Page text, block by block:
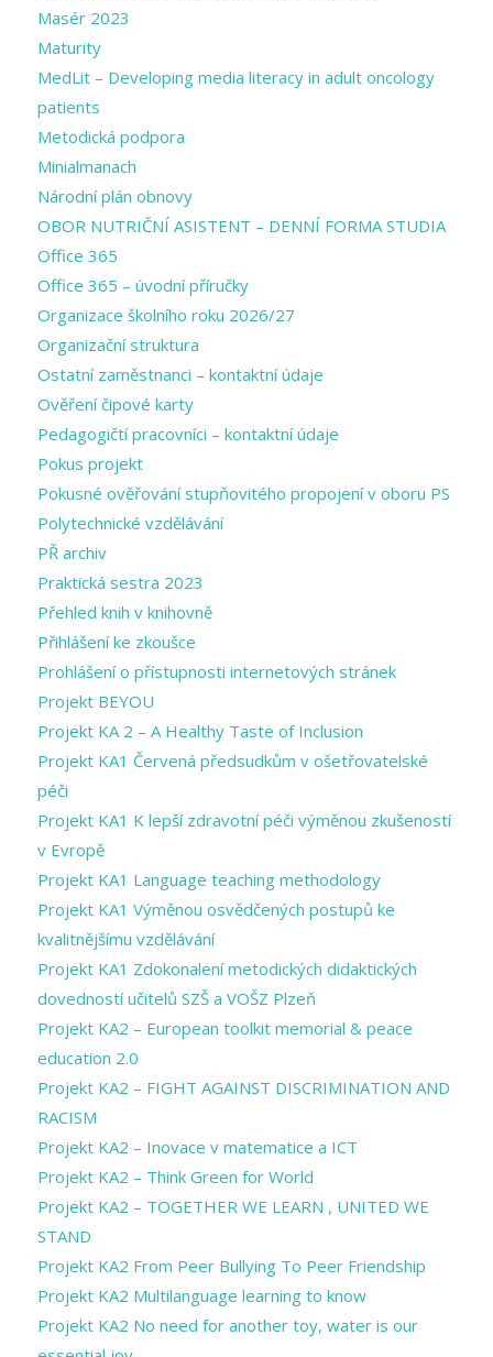
Masér 2023
Maturity
MedLit – Developing media literacy in adult oncology
patients
Metodická podpora
Minialmanach
Národní plán obnovy
OBOR NUTRIČNÍ ASISTENT – DENNÍ FORMA STUDIA
Office 365
Office 365 – úvodní příručky
Organizace školního roku 2026/27
Organizační struktura
Ostatní zaměstnanci – kontaktní údaje
Ověření čipové karty
Pedagogičtí pracovníci – kontaktní údaje
Pokus projekt
Pokusné ověřování stupňovitého propojení v oboru PS
Polytechnické vzdělávání
PŘ archiv
Praktická sestra 2023
Přehled knih v knihovně
Přihlášení ke zkoušce
Prohlášení o přístupnosti internetových stránek
Projekt BEYOU
Projekt KA 2 – A Healthy Taste of Inclusion
Projekt KA1 Červená předsudkům v ošetřovatelské
péči
Projekt KA1 K lepší zdravotní péči výměnou zkušeností
v Evropě
Projekt KA1 Language teaching methodology
Projekt KA1 Výměnou osvědčených postupů ke
kvalitnějšímu vzdělávání
Projekt KA1 Zdokonalení metodických didaktických
dovedností učitelů SZŠ a VOŠZ Plzeň
Projekt KA2 – European toolkit memorial & peace
education 2.0
Projekt KA2 – FIGHT AGAINST DISCRIMINATION AND
RACISM
Projekt KA2 – Inovace v matematice a ICT
Projekt KA2 – Think Green for World
Projekt KA2 – TOGETHER WE LEARN , UNITED WE
STAND
Projekt KA2 From Peer Bullying To Peer Friendship
Projekt KA2 Multilanguage learning to know
Projekt KA2 No need for another toy, water is our